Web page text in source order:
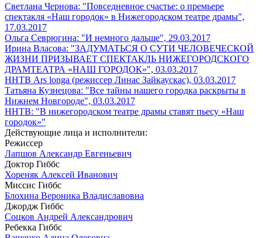
Светлана Чернова: "Повседневное счастье: о премьере
спектакля «Наш городок» в Нижегородском театре драмы",
17.03.2017
Ольга Севрюгина: "И немного дальше", 29.03.2017
Ирина Власова: "ЗАДУМАТЬСЯ О СУТИ ЧЕЛОВЕЧЕСКОЙ
ЖИЗНИ ПРИЗЫВАЕТ СПЕКТАКЛЬ НИЖЕГОРОДСКОГО
ДРАМТЕАТРА «НАШ ГОРОДОК»", 03.03.2017
ННТВ Ars longa (режиссер Линас Зайкаускас), 03.03.2017
Татьяна Кузнецова: "Все тайны нашего городка раскрыты в
Нижнем Новгороде", 03.03.2017
ННТВ: "В нижегородском театре драмы ставят пьесу «Наш
городок»"
Действующие лица и исполнители:
Режиссер
Лапшов Александр Евгеньевич
Доктор Гиббс
Хореняк Алексей Иванович
Миссис Гиббс
Блохина Вероника Владиславовна
Джордж Гиббс
Соцков Андрей Александрович
Ребекка Гиббс